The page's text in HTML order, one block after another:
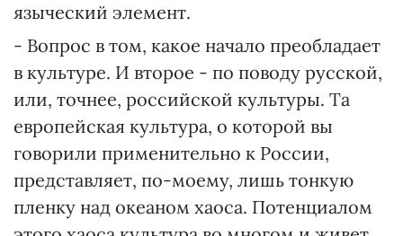
языческий элемент.
- Вопрос в том, какое начало преобладает
в культуре. И второе - по поводу русской,
или, точнее, российской культуры. Та
европейская культура, о которой вы
говорили применительно к России,
представляет, по-моему, лишь тонкую
пленку над океаном хаоса. Потенциалом